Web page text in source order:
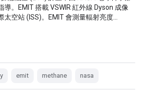
導。EMIT 搭載 VSWIR 紅外線 Dyson 成像
空站 (ISS)。EMIT 會測量輻射亮度…
emit methane nasa